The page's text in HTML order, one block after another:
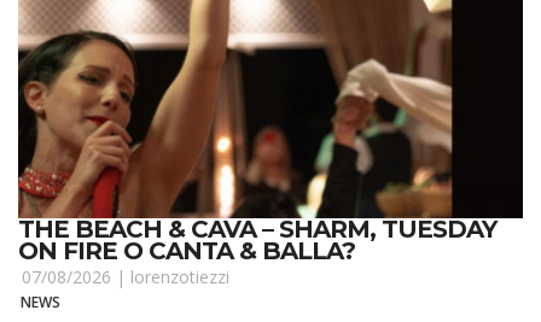
THE BEACH & CAVA – SHARM, TUESDAY
ON FIRE O CANTA & BALLA?
07/08/2026 | lorenzotiezzi
NEWS